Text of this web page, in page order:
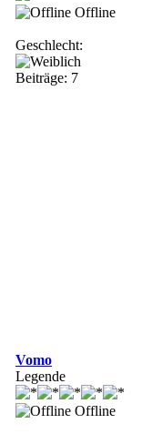
Offline
Geschlecht:
Beiträge: 7
Vomo
Legende
Offline